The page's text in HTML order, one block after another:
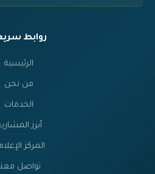
روابط
الرئيسية
من نحن
الخدمات
أبرز
المركز
تواصل